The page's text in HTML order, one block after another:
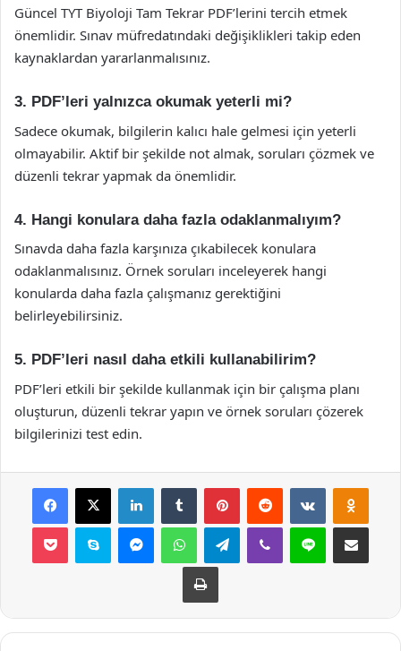
Güncel TYT Biyoloji Tam Tekrar PDF’lerini tercih etmek
önemlidir. Sınav müfredatındaki değişiklikleri takip eden
kaynaklardan yararlanmalısınız.
3. PDF’leri yalnızca okumak yeterli mi?
Sadece okumak, bilgilerin kalıcı hale gelmesi için yeterli
olmayabilir. Aktif bir şekilde not almak, soruları çözmek ve
düzenli tekrar yapmak da önemlidir.
4. Hangi konulara daha fazla odaklanmalıyım?
Sınavda daha fazla karşınıza çıkabilecek konulara
odaklanmalısınız. Örnek soruları inceleyerek hangi
konularda daha fazla çalışmanız gerektiğini
belirleyebilirsiniz.
5. PDF’leri nasıl daha etkili kullanabilirim?
PDF’leri etkili bir şekilde kullanmak için bir çalışma planı
oluşturun, düzenli tekrar yapın ve örnek soruları çözerek
bilgilerinizi test edin.
Facebook
X LinkedInTumblr PinterestReddit VKontakte
Pocket Skype MessengerWhatsAppTelegramViber Line E-Posta ile
Yazdır